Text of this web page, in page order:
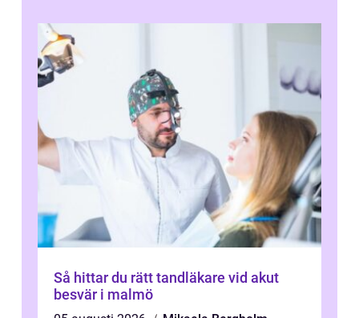
Så hittar du rätt tandläkare vid akut
besvär i malmö